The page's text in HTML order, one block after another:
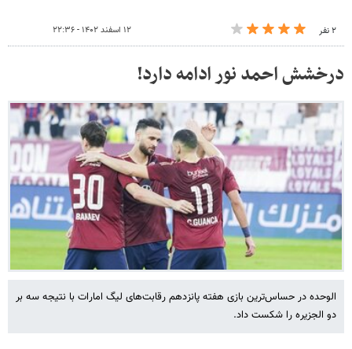
۲ نفر ۱۲ اسفند ۱۴۰۲ - ۲۲:۳۶
درخشش احمد نور ادامه دارد!
الوحده در حساس‌ترین بازی هفته پانزدهم رقابت‌های لیگ امارات با نتیجه سه بر
دو الجزیره را شکست داد.